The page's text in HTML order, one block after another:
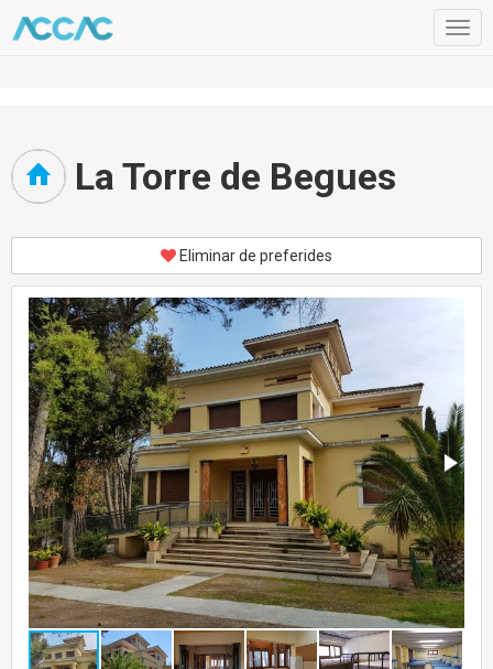
La Torre de Begues
Eliminar de preferides